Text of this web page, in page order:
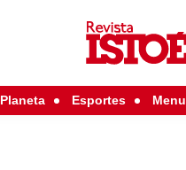
Planeta Esportes Menu